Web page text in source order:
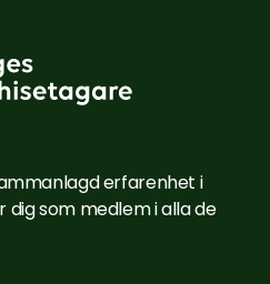
erfarenhet i
som medlem i alla de